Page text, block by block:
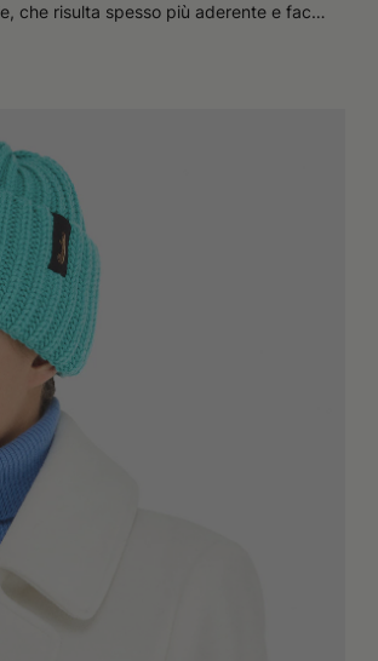
che risulta spesso più aderente e facile
efficace, aiutando a mantenere la
con abiti informali, altri li sfruttano per
ma anche per esprimere un tratto
grazie alla loro capacità di offrire
diversi outfit, da quelli più rilassati alle
di arricchire le opzioni disponibili. Il
In ogni caso, questi accessori si